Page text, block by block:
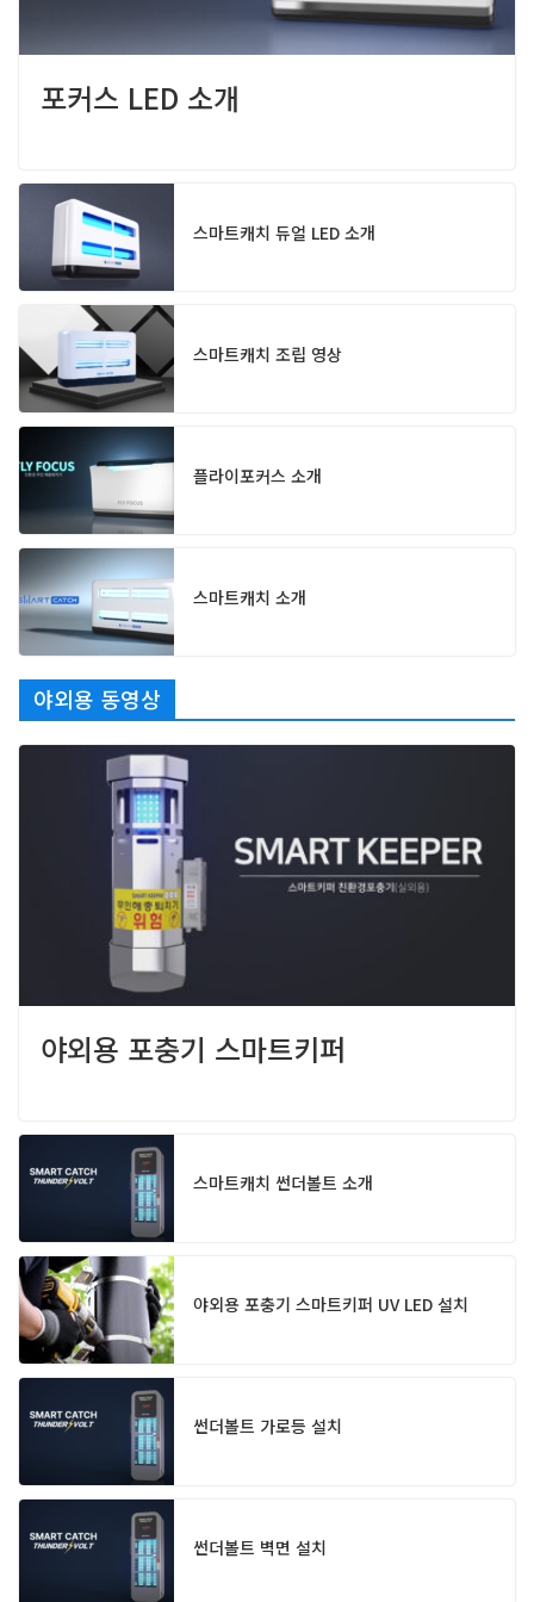
포커스 LED 소개
스마트캐치 듀얼 LED 소개
스마트캐치 조립 영상
플라이포커스 소개
스마트캐치 소개
야외용 동영상
야외용 포충기 스마트키퍼
스마트캐치 썬더볼트 소개
야외용 포충기 스마트키퍼 UV LED 설치
썬더볼트 가로등 설치
썬더볼트 벽면 설치